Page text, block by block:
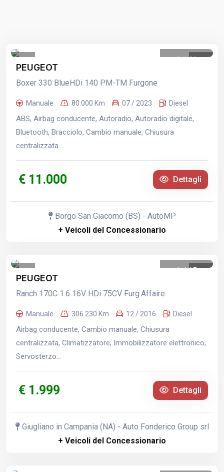
1 /41
PEUGEOT
Boxer 330 BlueHDi 140 PM-TM Furgone
Manuale 80.000 Km 07 / 2023 Diesel
ABS, Airbag conducente, Autoradio, Autoradio digitale,
Bluetooth, Bracciolo, Cambio manuale, Chiusura
centralizzata...
€ 11.000 Dettagli
Borgo San Giacomo (BS) - AutoMP
+ Veicoli del Concessionario
1 /15
PEUGEOT
Ranch 170C 1.6 16V HDi 75CV Furg.Affaire
Manuale 306.230 Km 12 / 2016 Diesel
Airbag conducente, Cambio manuale, Chiusura
centralizzata, Climatizzatore, Immobilizzatore elettronico,
Servosterzo...
€ 1.999 Dettagli
Giugliano in Campania (NA) - Auto Fonderico Group srl
+ Veicoli del Concessionario